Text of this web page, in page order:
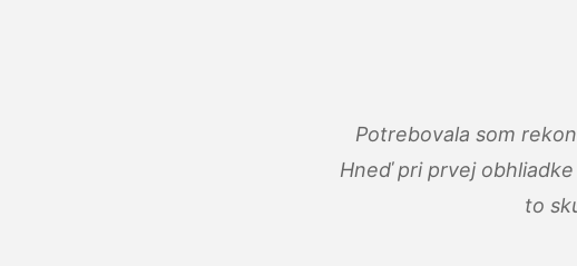
Potrebovala som
Hneď pri prvej
to